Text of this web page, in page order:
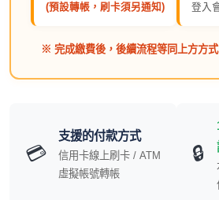
(預設轉帳，刷卡須另通知)
登入
※ 完成繳費後，後續流程等同上方方
💳
支援的付款方式
信用卡線上刷卡 / ATM
虛擬帳號轉帳
🔒